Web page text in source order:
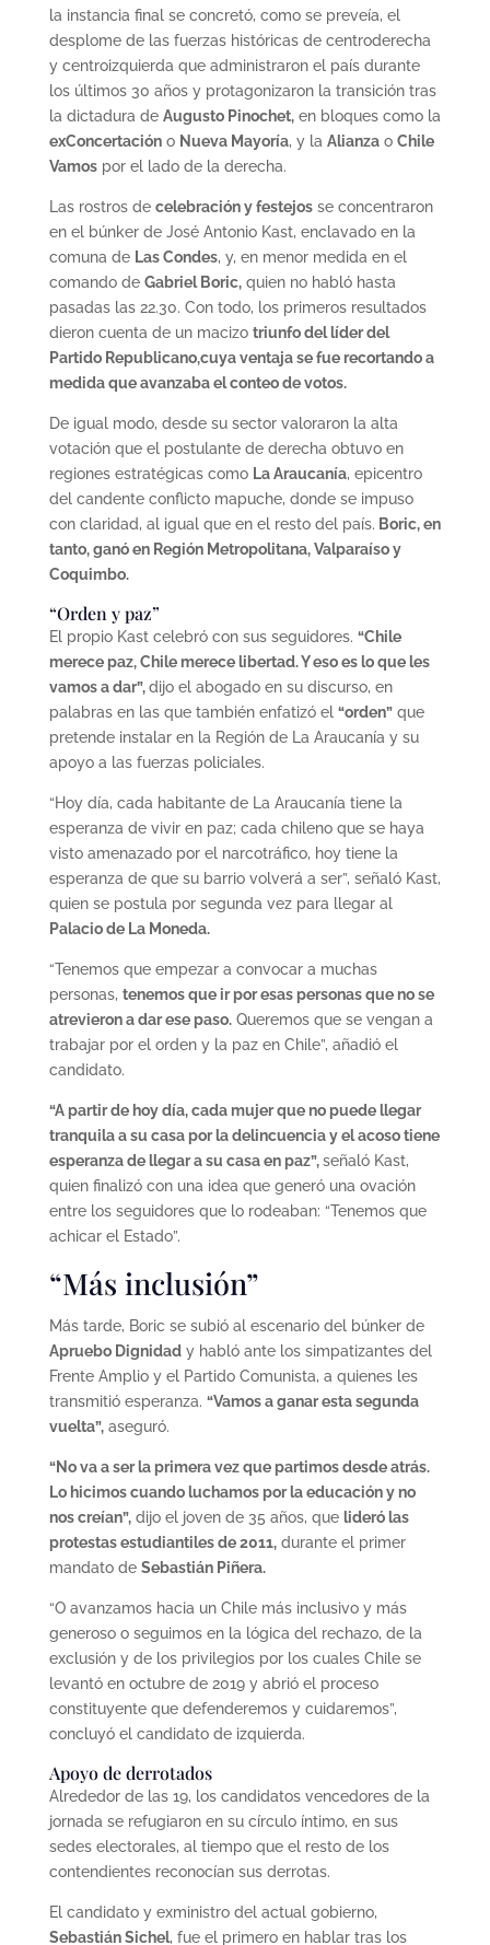
la instancia final se concretó, como se preveía, el
desplome de las fuerzas históricas de centroderecha
y centroizquierda que administraron el país durante
los últimos 30 años y protagonizaron la transición tras
la dictadura de Augusto Pinochet,en bloques como la
exConcertacióno Nueva Mayoría, y la Alianzao Chile
Vamospor el lado de la derecha.
Las rostros de celebración y festejosse concentraron
en el búnker de José Antonio Kast, enclavado en la
comuna de Las Condes, y, en menor medida en el
comando de Gabriel Boric,quien no habló hasta
pasadas las 22.30. Con todo, los primeros resultados
dieron cuenta de un macizo triunfo del líder del
Partido Republicano,cuya ventaja se fue recortando a
medida que avanzaba el conteo de votos.
De igual modo, desde su sector valoraron la alta
votación que el postulante de derecha obtuvo en
regiones estratégicas como La Araucanía, epicentro
del candente conflicto mapuche, donde se impuso
con claridad, al igual que en el resto del país. Boric, en
tanto, ganó en Región Metropolitana, Valparaíso y
Coquimbo.
“Orden y paz”
El propio Kast celebró con sus seguidores. “Chile
merece paz, Chile merece libertad. Y eso es lo que les
vamos a dar”,dijo el abogado en su discurso, en
palabras en las que también enfatizó el “orden”que
pretende instalar en la Región de La Araucanía y su
apoyo a las fuerzas policiales.
“Hoy día, cada habitante de La Araucanía tiene la
esperanza de vivir en paz; cada chileno que se haya
visto amenazado por el narcotráfico, hoy tiene la
esperanza de que su barrio volverá a ser”, señaló Kast,
quien se postula por segunda vez para llegar al
Palacio de La Moneda.
“Tenemos que empezar a convocar a muchas
personas, tenemos que ir por esas personas que no se
atrevieron a dar ese paso.Queremos que se vengan a
trabajar por el orden y la paz en Chile”, añadió el
candidato.
“A partir de hoy día, cada mujer que no puede llegar
tranquila a su casa por la delincuencia y el acoso tiene
esperanza de llegar a su casa en paz”,señaló Kast,
quien finalizó con una idea que generó una ovación
entre los seguidores que lo rodeaban: “Tenemos que
achicar el Estado”.
“Más inclusión”
Más tarde, Boric se subió al escenario del búnker de
Apruebo Dignidady habló ante los simpatizantes del
Frente Amplio y el Partido Comunista, a quienes les
transmitió esperanza. “Vamos a ganar esta segunda
vuelta”,aseguró.
“No va a ser la primera vez que partimos desde atrás.
Lo hicimos cuando luchamos por la educación y no
nos creían”,dijo el joven de 35 años, que lideró las
protestas estudiantiles de 2011,durante el primer
mandato de Sebastián Piñera.
“O avanzamos hacia un Chile más inclusivo y más
generoso o seguimos en la lógica del rechazo, de la
exclusión y de los privilegios por los cuales Chile se
levantó en octubre de 2019 y abrió el proceso
constituyente que defenderemos y cuidaremos”,
concluyó el candidato de izquierda.
Apoyo de derrotados
Alrededor de las 19, los candidatos vencedores de la
jornada se refugiaron en su círculo íntimo, en sus
sedes electorales, al tiempo que el resto de los
contendientes reconocían sus derrotas.
El candidato y exministro del actual gobierno,
Sebastián Sichel, fue el primero en hablar tras los